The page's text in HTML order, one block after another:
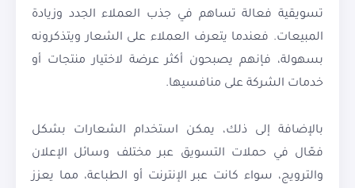
تسويقية فعالة تساهم في جذب العملاء الجدد وزيادة
المبيعات. فعندما يتعرف العملاء على الشعار ويتذكرونه
بسهولة، فإنهم يصبحون أكثر عرضة لاختيار منتجات أو
خدمات الشركة على منافسيها.
بالإضافة إلى ذلك، يمكن استخدام الشعارات بشكل
فعّال في حملات التسويق عبر مختلف وسائل الإعلان
والترويج، سواء كانت عبر الإنترنت أو الطباعة، مما يعزز